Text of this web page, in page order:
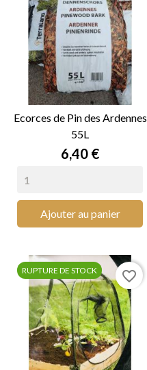
Ecorces de Pin des Ardennes
55L
Prix
6,40 €
Ajouter au panier
RUPTURE DE STOCK favorite_border